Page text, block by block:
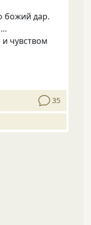
божий дар.
чувством
35